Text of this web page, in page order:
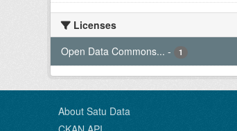
Licenses
Open Data Commons... - 1
About Satu Data